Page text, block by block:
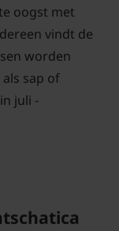
oogst met
vindt de
worden
sap of
juli -